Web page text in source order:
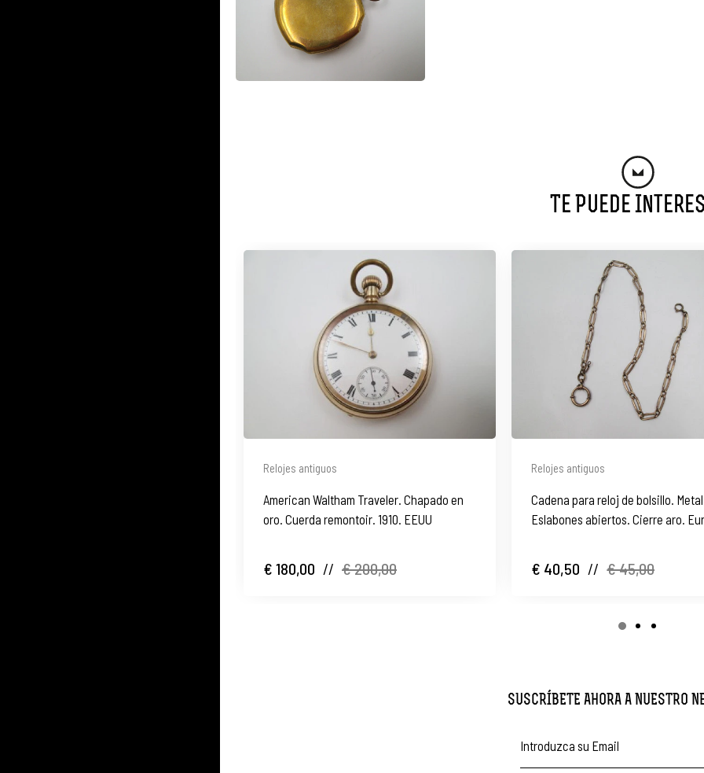
Te Puede
Relojes antiguos
American Waltham Traveler. Chapado en
oro. Cuerda remontoir. 1910. EEUU
€ 180,00 // € 200,00
Relojes antiguos
Cadena para reloj de bolsillo.
Eslabones abiertos. Cierre aro.
€ 40,50 // € 45,00
SUSCRÍBETE AHORA A NUESTRO